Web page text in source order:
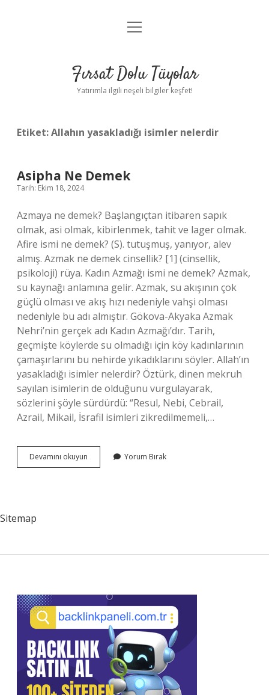
Gizlilik Politikası
Yasal Uyarı
menüyü
Fırsat Dolu Tüyolar
Yatırımla ilgili neşeli bilgiler keşfet!
Etiket:Allahın yasakladığı isimler nelerdir
Asipha Ne Demek
Tarih: Ekim 18, 2024
Azmaya ne demek? Başlangıçtan itibaren sapık
olmak, asi olmak, kibirlenmek, tahit ve lager olmak.
Afire ismi ne demek? (S). tutuşmuş, yanıyor, alev
almış. Azmak ne demek cinsellik? [1] (cinsellik,
psikoloji) rüya. Kadın Azmağı ismi ne demek? Azmak,
su kaynağı anlamına gelir. Azmak, su akışının çok
güçlü olması ve akış hızı nedeniyle vahşi olması
nedeniyle bu adı almıştır. Gökova-Akyaka Azmak
Nehri’nin gerçek adı Kadın Azmağı’dır. Tarih,
geçmişte köylerde su olmadığı için köy kadınlarının
çamaşırlarını bu nehirde yıkadıklarını söyler. Allah’ın
yasakladığı isimler nelerdir? Öztürk, dinen mekruh
sayılan isimlerin de olduğunu vurgulayarak,
sözlerini şöyle sürdürdü: “Resul, Nebi, Cebrail,
Azrail, Mikail, İsrafil isimleri zikredilmemeli,…
Devamını okuyun
Ne
Yorum Bırak
Sitemap
Sidebar